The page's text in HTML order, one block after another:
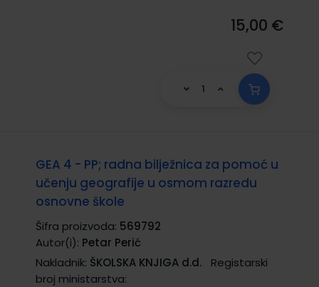
15,00 €
GEA 4 - PP; radna bilježnica za pomoć u
učenju geografije u osmom razredu
osnovne škole
Šifra proizvoda: 569792
Autor(i): Petar Perić
Nakladnik: ŠKOLSKA KNJIGA d.d.
Registarski
broj ministarstva: